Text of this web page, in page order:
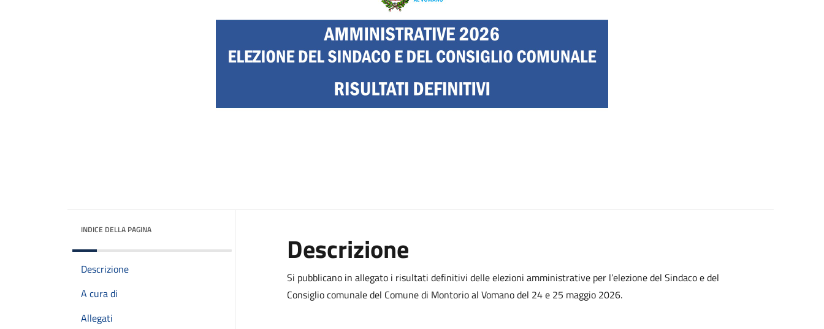
INDICE DELLA PAGINA
Descrizione
A cura di
Allegati
Descrizione
Si pubblicano in allegato i risultati definitivi delle elezioni amministrative per l’elezione del Sindaco e del
Consiglio comunale del Comune di Montorio al Vomano del 24 e 25 maggio 2026.